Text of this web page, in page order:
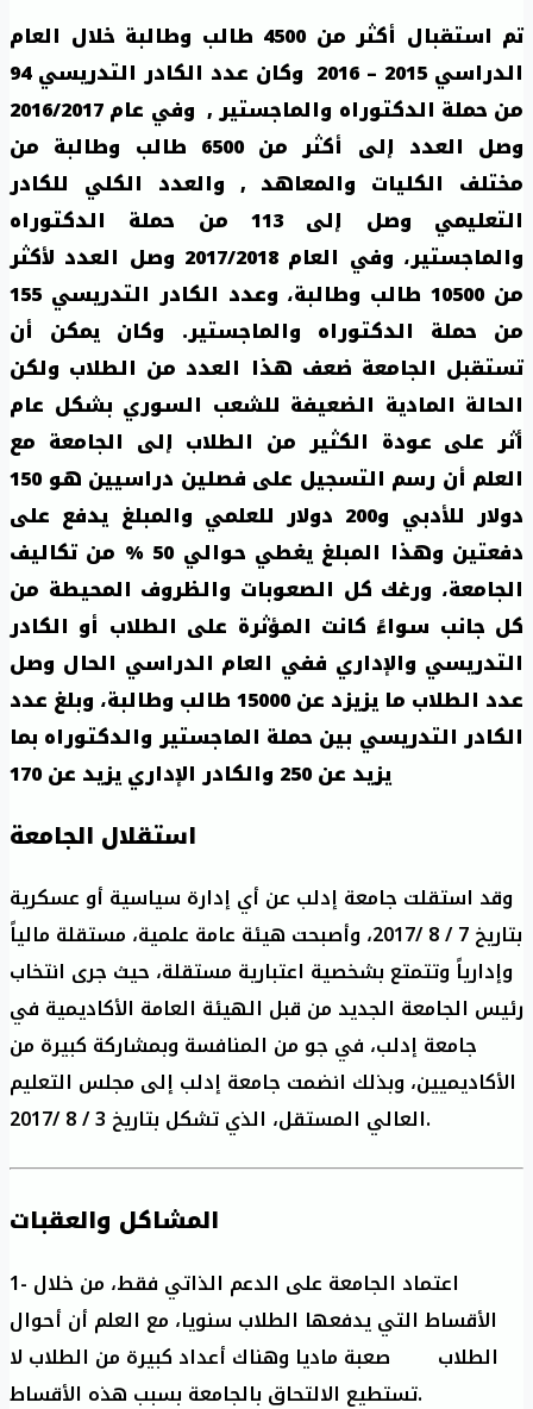
تم استقبال أكثر من 4500 طالب وطالبة خلال العام
الدراسي 2015 – 2016 وكان عدد الكادر التدريسي 94
من حملة الدكتوراه والماجستير , وفي عام 2016/2017
وصل العدد إلى أكثر من 6500 طالب وطالبة من
مختلف الكليات والمعاهد , والعدد الكلي للكادر
التعليمي وصل إلى 113 من حملة الدكتوراه
والماجستير، وفي العام 2017/2018 وصل العدد لأكثر
من 10500 طالب وطالبة، وعدد الكادر التدريسي 155
من حملة الدكتوراه والماجستير. وكان يمكن أن
تستقبل الجامعة ضعف هذا العدد من الطلاب ولكن
الحالة المادية الضعيفة للشعب السوري بشكل عام
أثر على عودة الكثير من الطلاب إلى الجامعة مع
العلم أن رسم التسجيل على فصلين دراسيين هو 150
دولار للأدبي و200 دولار للعلمي والمبلغ يدفع على
دفعتين وهذا المبلغ يغطي حوالي 50 % من تكاليف
الجامعة، ورغك كل الصعوبات والظروف المحيطة من
كل جانب سواءً كانت المؤثرة على الطلاب أو الكادر
التدريسي والإداري ففي العام الدراسي الحال وصل
عدد الطلاب ما يزيزد عن 15000 طالب وطالبة، وبلغ عدد
الكادر التدريسي بين حملة الماجستير والدكتوراه بما
يزيد عن 250 والكادر الإداري يزيد عن 170
استقلال الجامعة
وقد استقلت جامعة إدلب عن أي إدارة سياسية أو عسكرية
بتاريخ 7 / 8 /2017، وأصبحت هيئة عامة علمية، مستقلة مالياً
وإدارياً وتتمتع بشخصية اعتبارية مستقلة، حيث جرى انتخاب
رئيس الجامعة الجديد من قبل الهيئة العامة الأكاديمية في
جامعة إدلب، في جو من المنافسة وبمشاركة كبيرة من
الأكاديميين، وبذلك انضمت جامعة إدلب إلى مجلس التعليم
العالي المستقل، الذي تشكل بتاريخ 3 / 8 /2017.
المشاكل والعقبات
1- اعتماد الجامعة على الدعم الذاتي فقط، من خلال
الأقساط التي يدفعها الطلاب سنويا، مع العلم أن أحوال
الطلاب صعبة ماديا وهناك أعداد كبيرة من الطلاب لا
تستطيع الالتحاق بالجامعة بسبب هذه الأقساط.